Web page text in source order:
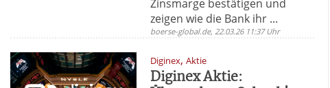
Zinsmarge bestätigen und
zeigen wie die Bank ihr ...
boerse-global.de, 22.03.26 11:37 Uhr
Diginex,Aktie
Diginex Aktie: